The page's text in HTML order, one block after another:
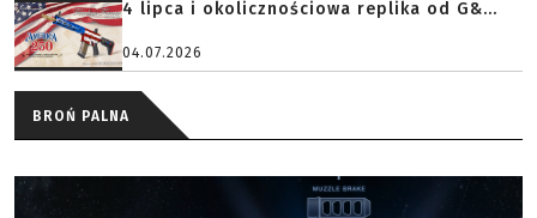
4 lipca i okolicznościowa replika od G&...
04.07.2026
BROŃ PALNA